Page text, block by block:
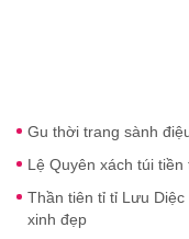
Gu thời trang sành
Lệ Quyên xách túi
Thần tiên tỉ tỉ Lưu
xinh đẹp